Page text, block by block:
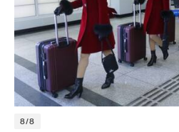
8/8